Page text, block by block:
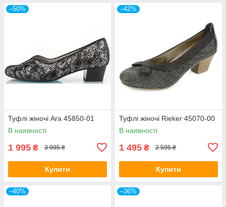
–50%
Туфлі жіночі Ara 45850-01
В наявності
1 995 ₴ 3 995 ₴
Купити
–42%
Туфлі жіночі Rieker 45070-00
В наявності
1 495 ₴ 2 595 ₴
Купити
–40% –36%